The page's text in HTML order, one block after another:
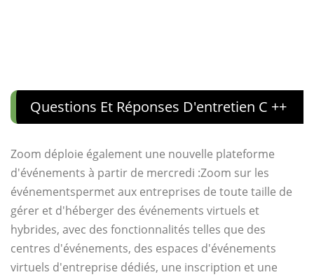
Questions Et Réponses D'entretien C ++
Zoom déploie également une nouvelle plateforme
d'événements à partir de mercredi :Zoom sur les
événementspermet aux entreprises de toute taille de
gérer et d'héberger des événements virtuels et
hybrides, avec des fonctionnalités telles que des
centres d'événements, des espaces d'événements
virtuels d'entreprise dédiés, une inscription et une